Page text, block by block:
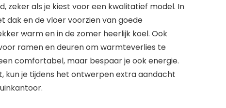
zeker als je kiest voor een kwalitatief model. In
dak en de vloer voorzien van goede
warm en in de zomer heerlijk koel. Ook
ramen en deuren om warmteverlies te
comfortabel, maar bespaar je ook energie.
kun je tijdens het ontwerpen extra aandacht